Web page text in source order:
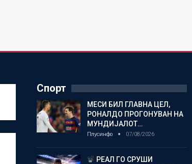
Спорт
МЕСИ БИЛ ГЛАВНА ЦЕЛ,
РОНАЛДО ПРОГОНУВАН НА
МУНДИЈАЛОТ…
Плусинфо 07/08/2026
РЕАЛ ГО СРУШИ